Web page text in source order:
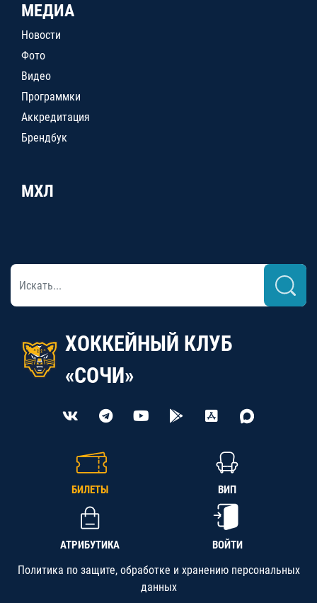
МЕДИА
Новости
Фото
Видео
Программки
Аккредитация
Брендбук
МХЛ
ХОККЕЙНЫЙ КЛУБ
«СОЧИ»
БИЛЕТЫ ВИП
АТРИБУТИКА ВОЙТИ
Политика по защите, обработке и хранению персональных
данных